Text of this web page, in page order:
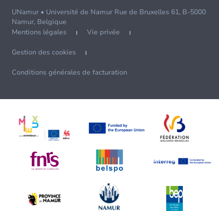
UNamur • Université de Namur Rue de Bruxelles 61, B-5000
Namur, Belgique
Mentions légales
Vie privée
Gestion des cookies
Conditions générales de facturation